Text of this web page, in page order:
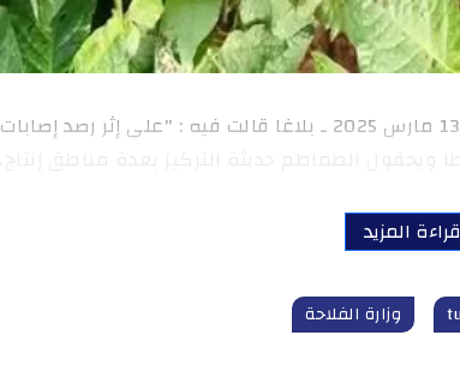
وطنية: أصدرت وزارة الفلاحة اليوم الخميس 13 مارس 2025 ـ بلاغا قالت فيه : "على إثر رصد إصابات
قراءة المزيد
وزارة الفلاحة